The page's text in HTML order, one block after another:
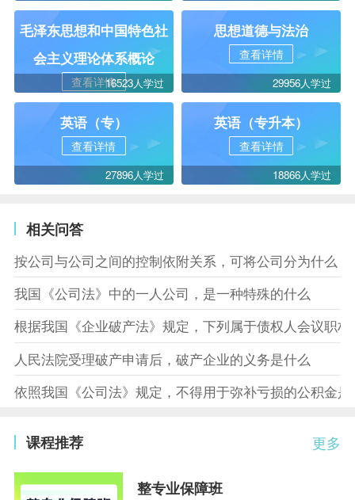
毛泽东思想和中国特色社
会主义理论体系概论
查看详情16523人学过
思想道德与法治
查看详情
29956人学过
英语（专）
查看详情
27896人学过
英语（专升本）
查看详情
18866人学过
相关问答
按公司与公司之间的控制依附关系，可将公司分为什么
我国《公司法》中的一人公司，是一种特殊的什么
根据我国《企业破产法》规定，下列属于债权人会议职
人民法院受理破产申请后，破产企业的义务是什么
依照我国《公司法》规定，不得用于弥补亏损的公积金是
更多
课程推荐
整专业保障班